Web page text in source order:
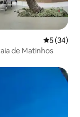
5 (34)
de Matinhos